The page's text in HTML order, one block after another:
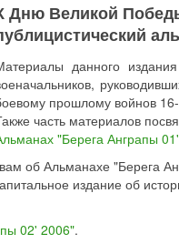
Дню Великой
данного
прошлому войнов 16-
часть материалов
"Берега Анграпы
об Альманахе "Берега
издание об
02' 2006".